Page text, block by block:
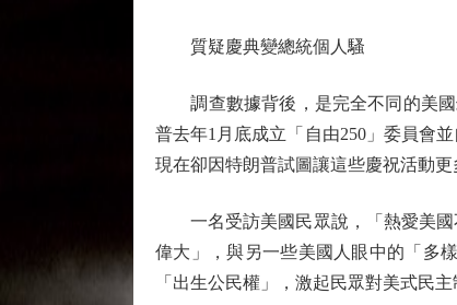
質疑慶典變總統個人騷
調查數據背後，是完全不同的美國
普去年1月底成立「自由250」委員會
現在卻因特朗普試圖讓這些慶祝活動更
一名受訪美國民眾說，「熱愛美國
偉大」，與另一些美國人眼中的「多
「出生公民權」，激起民眾對美式民主